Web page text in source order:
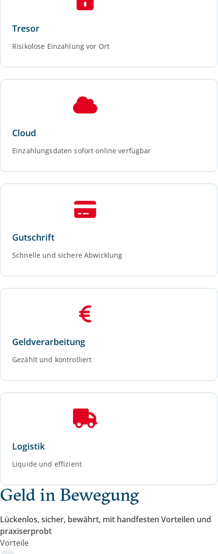
Tresor
Risikolose Einzahlung vor Ort
Cloud
Einzahlungsdaten sofort online verfügbar
Gutschrift
Schnelle und sichere Abwicklung
Geldverarbeitung
Gezählt und kontrolliert
Logistik
Liquide und effizient
Geld in Bewegung
Lückenlos, sicher, bewährt, mit handfesten Vorteilen und
praxiserprobt
Vorteile